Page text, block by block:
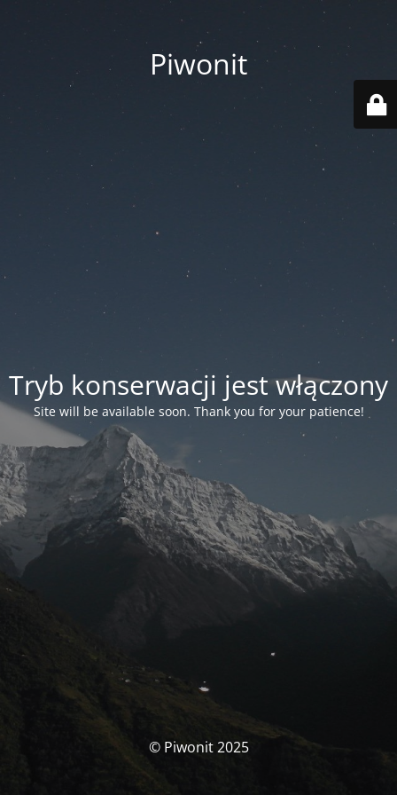
Piwonit
Tryb konserwacji jest włączony
Site will be available soon. Thank you for your patience!
© Piwonit 2025